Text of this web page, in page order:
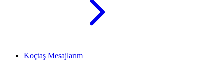
Koçtaş Mesajlarım